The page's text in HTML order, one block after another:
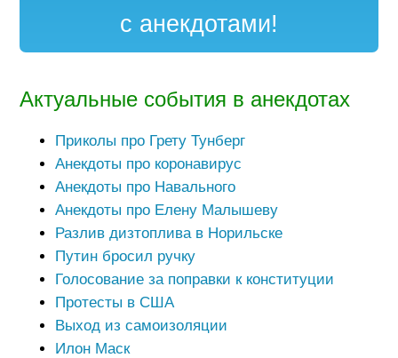
с анекдотами!
Актуальные события в анекдотах
Приколы про Грету Тунберг
Анекдоты про коронавирус
Анекдоты про Навального
Анекдоты про Елену Малышеву
Разлив дизтоплива в Норильске
Путин бросил ручку
Голосование за поправки к конституции
Протесты в США
Выход из самоизоляции
Илон Маск